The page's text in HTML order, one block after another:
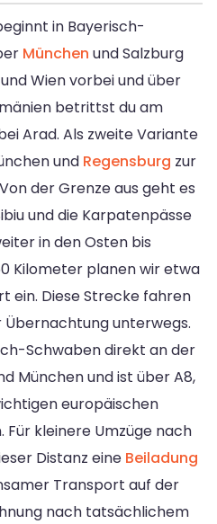
in Bayerisch-
München und Salzburg
Wien vorbei und über
betrittst du am
Arad. Als zweite Variante
und Regensburg zur
der Grenze aus geht es
und die Karpatenpässe
in den Osten bis
Kilometer planen wir etwa
ein. Diese Strecke fahren
Übernachtung unterwegs.
Schwaben direkt an der
München und ist über A8,
europäischen
kleinere Umzüge nach
Distanz eine Beiladung
Transport auf der
nach tatsächlichem